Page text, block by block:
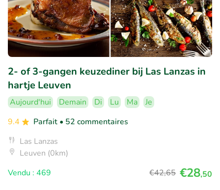
2- of 3-gangen keuzediner bij Las Lanzas in
hartje Leuven
Aujourd'hui Demain Di Lu Ma
Je
9.4
Parfait • 52 commentaires
Las Lanzas
Leuven (0km)
Vendu : 469
€42,65 €28,50